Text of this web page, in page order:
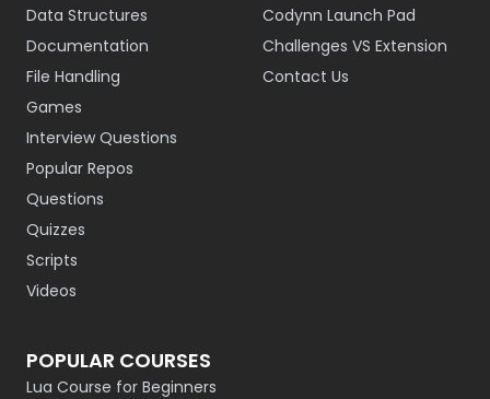
Data Structures
Documentation
File Handling
Games
Interview Questions
Popular Repos
Questions
Quizzes
Scripts
Videos
Codynn Launch Pad
Challenges VS Extension
Contact Us
POPULAR COURSES
Lua Course for Beginners